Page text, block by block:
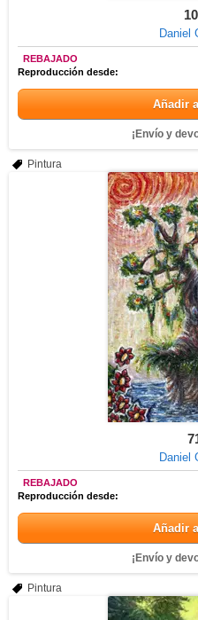
Daniel
REBAJADO
Reproducción desde:
Añadir
¡Envío y
Pintura
Daniel
REBAJADO
Reproducción desde:
Añadir
¡Envío y
Pintura